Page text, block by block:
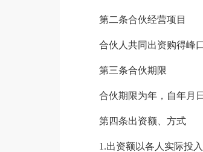
第二条合伙经营项目
合伙人共同出资购得峰
第三条合伙期限
合伙期限为年，自年月
第四条出资额、方式
1.出资额以各人实际投入